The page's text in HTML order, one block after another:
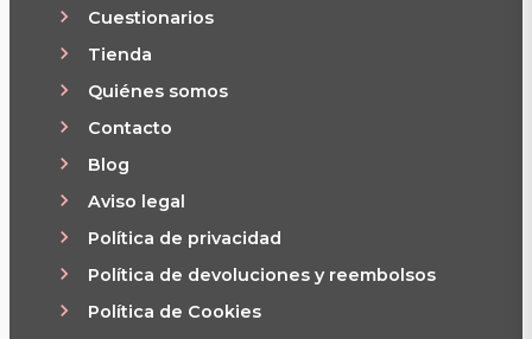
Cuestionarios
Tienda
Quiénes somos
Contacto
Blog
Aviso legal
Política de privacidad
Política de devoluciones y reembolsos
Política de Cookies